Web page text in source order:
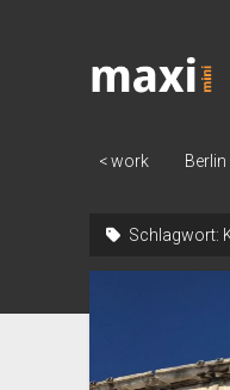
Maximini
< work Berlin
Schlagwort: